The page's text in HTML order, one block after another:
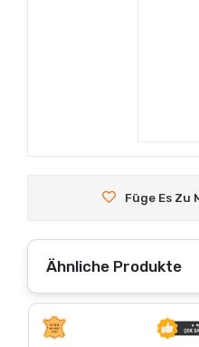
Füge Es Zu
Ähnliche Produkte